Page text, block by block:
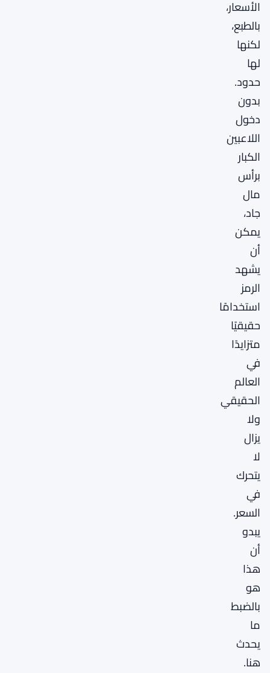
الأسعار،
بالطبع،
لكنها
لها
حدود.
بدون
دخول
اللاعبين
الكبار
برأس
مال
جاد،
يمكن
أن
يشهد
الرمز
استخدامًا
حقيقيًا
متزايدًا
في
العالم
الحقيقي
ولا
يزال
لا
يتحرك
في
السعر.
يبدو
أن
هذا
هو
بالضبط
ما
يحدث
هنا.